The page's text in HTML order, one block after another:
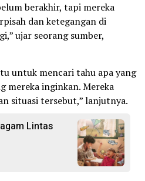
berakhir, tapi mereka
dan ketegangan di
ujar seorang sumber,
untuk mencari tahu apa yang
mereka inginkan. Mereka
situasi tersebut,” lanjutnya.
Lintas